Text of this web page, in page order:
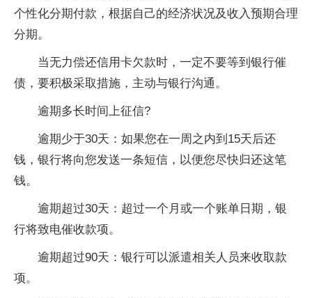
个性化分期付款，根据自己的经济状况及收入预期合理
分期。
当无力偿还信用卡欠款时，一定不要等到银行催
债，要积极采取措施，主动与银行沟通。
逾期多长时间上征信?
逾期少于30天：如果您在一周之内到15天后还
钱，银行将向您发送一条短信，以便您尽快归还这笔
钱。
逾期超过30天：超过一个月或一个账单日期，银
行将致电催收款项。
逾期超过90天：银行可以派遣相关人员来收取款
项。